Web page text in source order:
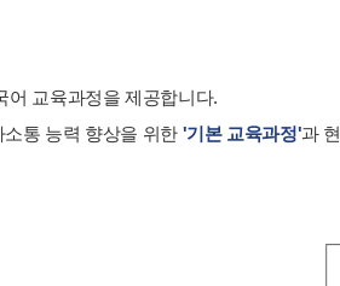
어 교육과정을 제공합니다.
통 능력 향상을 위한 '기본 교육과정'과